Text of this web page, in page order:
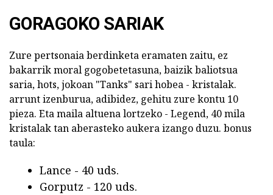
GORAGOKO SARIAK
Zure pertsonaia berdinketa eramaten zaitu, ez
bakarrik moral gogobetetasuna, baizik baliotsua
saria, hots, jokoan "Tanks" sari hobea - kristalak.
arrunt izenburua, adibidez, gehitu zure kontu 10
pieza. Eta maila altuena lortzeko - Legend, 40 mila
kristalak tan aberasteko aukera izango duzu. bonus
taula:
Lance - 40 uds.
Gorputz - 120 uds.